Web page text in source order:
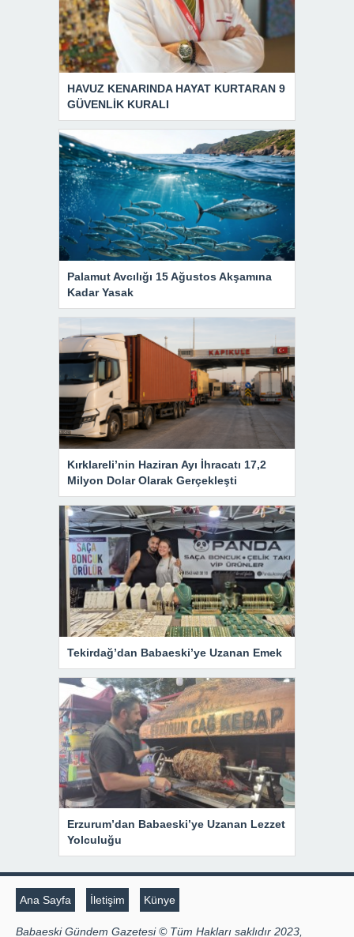
HAVUZ KENARINDA HAYAT KURTARAN 9
GÜVENLİK KURALI
Palamut Avcılığı 15 Ağustos Akşamına
Kadar Yasak
Kırklareli’nin Haziran Ayı İhracatı 17,2
Milyon Dolar Olarak Gerçekleşti
Tekirdağ’dan Babaeski’ye Uzanan Emek
Erzurum’dan Babaeski’ye Uzanan Lezzet
Yolculuğu
Ana Sayfa İletişim Künye
Babaeski Gündem Gazetesi © Tüm Hakları saklıdır 2023,